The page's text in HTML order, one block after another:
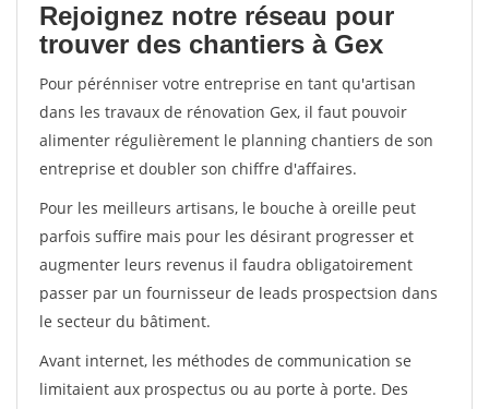
Rejoignez notre réseau pour
trouver des chantiers à Gex
Pour pérénniser votre entreprise en tant qu'artisan
dans les travaux de rénovation Gex, il faut pouvoir
alimenter régulièrement le planning chantiers de son
entreprise et doubler son chiffre d'affaires.
Pour les meilleurs artisans, le bouche à oreille peut
parfois suffire mais pour les désirant progresser et
augmenter leurs revenus il faudra obligatoirement
passer par un fournisseur de leads prospectsion dans
le secteur du bâtiment.
Avant internet, les méthodes de communication se
limitaient aux prospectus ou au porte à porte. Des